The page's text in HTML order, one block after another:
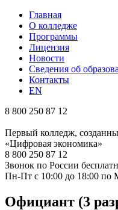
Главная
О колледже
Программы
Лицензия
Новости
Сведения об
Контакты
EN
8 800 250 87 12
Первый колледж,
«Цифровая экономика»
8 800 250 87 12
Звонок по России
Пн-Пт с 10:00 до 18:00 по
Официант (3